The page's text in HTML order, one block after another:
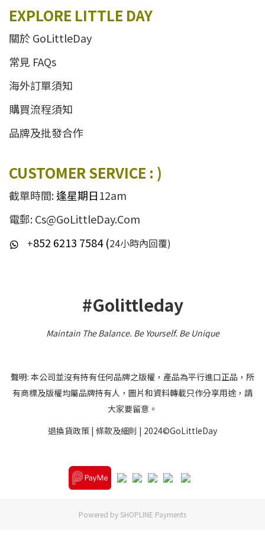
EXPLORE LITTLE DAY
關於 GoLittleDay
常見 FAQs
海外訂單須知
購買流程須知
品牌及批發合作
CUSTOMER SERVICE : )
截單時間:逢星期日12am
電郵: Cs@GoLittleDay.Com
+852 6213 7584 (24小時內回覆)
#Golittleday
Maintain The Balance. Be Yourself.Be Unique
聲明: 本公司並沒有持有任何品牌之版權，產品為平行進口正品，所
有商標及版權均屬品牌持有人，圖片和資料轉載只作分享用途，請
大家要留意。
退換貨政策 | 條款及細則 | 2024©GoLittleDay
Powered by SHOPLINE Payments